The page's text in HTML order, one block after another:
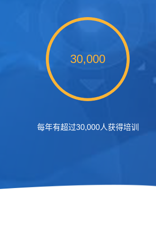
30,000
每年有超过30,000人获得培训